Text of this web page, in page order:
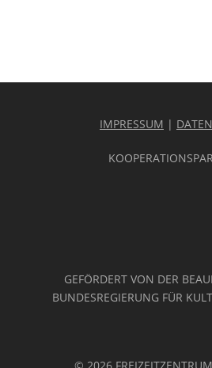
IMPRESSUM |
GEFÖRDERT VON DER
BUNDESREGIERUNG FÜR